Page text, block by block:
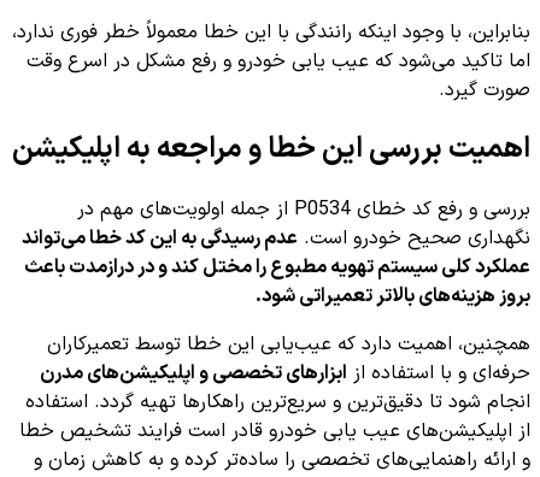
بنابراین، با وجود اینکه رانندگی با این خطا معمولاً خطر فوری ندارد،
اما تاکید می‌شود که عیب یابی خودرو و رفع مشکل در اسرع وقت
صورت گیرد.
اهمیت بررسی این خطا و مراجعه به اپلیکیشن
بررسی و رفع کد خطای P0534 از جمله اولویت‌های مهم در
نگهداری صحیح خودرو است. عدم رسیدگی به این کد خطا می‌تواند
عملکرد کلی سیستم تهویه مطبوع را مختل کند و در درازمدت باعث
بروز هزینه‌های بالاتر تعمیراتی شود.
همچنین، اهمیت دارد که عیب‌یابی این خطا توسط تعمیرکاران
حرفه‌ای و با استفاده از ابزارهای تخصصی و اپلیکیشن‌های مدرن
انجام شود تا دقیق‌ترین و سریع‌ترین راهکارها تهیه گردد. استفاده
از اپلیکیشن‌های عیب یابی خودرو قادر است فرایند تشخیص خطا
و ارائه راهنمایی‌های تخصصی را ساده‌تر کرده و به کاهش زمان و